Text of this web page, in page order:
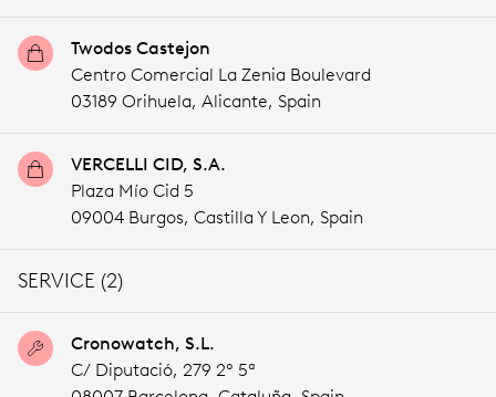
Twodos Castejon
Centro Comercial La Zenia Boulevard
03189 Orihuela, Alicante, Spain
VERCELLI CID, S.A.
Plaza Mío Cid 5
09004 Burgos, Castilla Y Leon, Spain
SERVICE (2)
Cronowatch, S.L.
C/ Diputació, 279 2º 5ª